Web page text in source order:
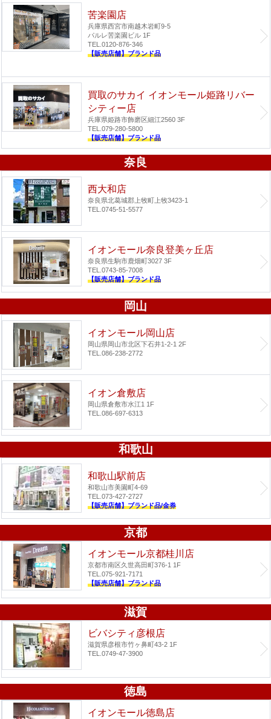
苦楽園店
兵庫県西宮市南越木岩町9-5
パルレ苦楽園ビル 1F
TEL.0120-876-346
【販売店舗】ブランド品
買取のサカイ イオンモール姫路リバー
シティー店
兵庫県姫路市飾磨区細江2560 3F
TEL.079-280-5800
【販売店舗】ブランド品
奈良
西大和店
奈良県北葛城郡上牧町上牧3423-1
TEL.0745-51-5577
イオンモール奈良登美ヶ丘店
奈良県生駒市鹿畑町3027 3F
TEL.0743-85-7008
【販売店舗】ブランド品
岡山
イオンモール岡山店
岡山県岡山市北区下石井1-2-1 2F
TEL.086-238-2772
イオン倉敷店
岡山県倉敷市水江1 1F
TEL.086-697-6313
和歌山
和歌山駅前店
和歌山市美園町4-69
TEL.073-427-2727
【販売店舗】ブランド品/金券
京都
イオンモール京都桂川店
京都市南区久世高田町376-1 1F
TEL.075-921-7171
【販売店舗】ブランド品
滋賀
ビバシティ彦根店
滋賀県彦根市竹ヶ鼻町43-2 1F
TEL.0749-47-3900
徳島
イオンモール徳島店